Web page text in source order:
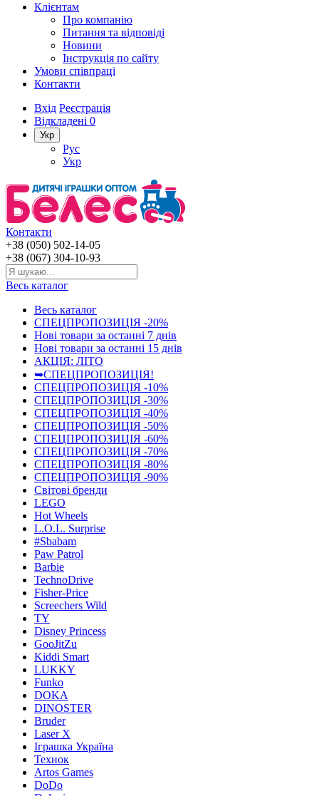
Клієнтам
Про компанію
Питання та відповіді
Новини
Інструкція по сайту
Умови співпраці
Контакти
Вхід Реєстрація
Відкладені 0
Укр
Рус
Укр
Контакти
+38 (050) 502-14-05
+38 (067) 304-10-93
Весь каталог
Весь каталог
СПЕЦПРОПОЗИЦІЯ -20%
Нові товари за останнi 7 днiв
Нові товари за останнi 15 днiв
АКЦІЯ: ЛІТО
➥СПЕЦПРОПОЗИЦІЯ!
СПЕЦПРОПОЗИЦІЯ -10%
СПЕЦПРОПОЗИЦІЯ -30%
СПЕЦПРОПОЗИЦІЯ -40%
СПЕЦПРОПОЗИЦІЯ -50%
СПЕЦПРОПОЗИЦІЯ -60%
СПЕЦПРОПОЗИЦІЯ -70%
СПЕЦПРОПОЗИЦІЯ -80%
СПЕЦПРОПОЗИЦІЯ -90%
Світові бренди
LEGO
Hot Wheels
L.O.L. Surprise
#Sbabam
Paw Patrol
Barbie
TechnoDrive
Fisher-Price
Screechers Wild
TY
Disney Princess
GooJitZu
Kiddi Smart
LUKKY
Funko
DOKA
DINOSTER
Bruder
Laser X
Іграшка Україна
Технок
Artos Games
DoDo